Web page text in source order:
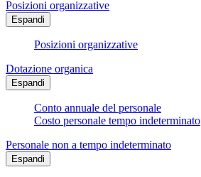
Posizioni organizzative
Espandi
Posizioni organizzative
Dotazione organica
Espandi
Conto annuale del personale
Costo personale tempo indeterminato
Personale non a tempo indeterminato
Espandi